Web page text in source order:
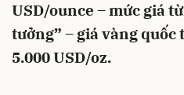
USD/ounce – mức giá
tưởng” – giá vàng quốc
5.000 USD/oz.